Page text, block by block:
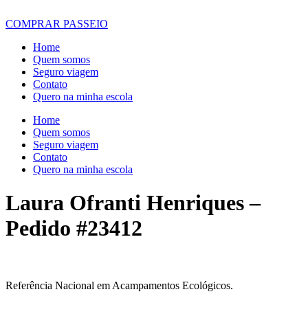
COMPRAR PASSEIO
Home
Quem somos
Seguro viagem
Contato
Quero na minha escola
Home
Quem somos
Seguro viagem
Contato
Quero na minha escola
Laura Ofranti Henriques –
Pedido #23412
Referência Nacional em Acampamentos Ecológicos.